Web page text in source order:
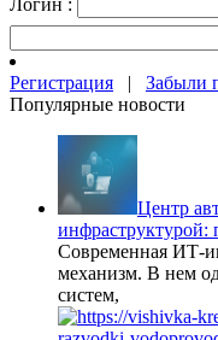
Логин :
Регистрация | Забыли
Популярные новости
Центр
инфраструктурой:
Современная ИТ-
механизм. В нем
систем,